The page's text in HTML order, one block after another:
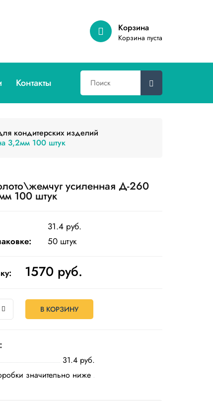
Корзина
Корзина пуста
Контакты
кондитерских изделий
3,2мм 100 штук
усиленная Д-260
100 штук
31.4 руб.
50 штук
1570 руб.
В КОРЗИНУ
31.4 руб.
значительно ниже